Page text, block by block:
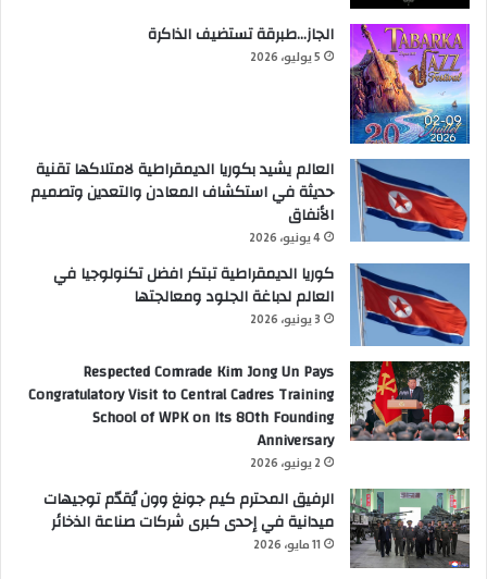
الجاز…طبرقة تستضيف الذاكرة
5 يوليو، 2026
العالم يشيد بكوريا الديمقراطية لامتلاكها تقنية
حديثة في استكشاف المعادن والتعدين وتصميم
الأنفاق
4 يونيو، 2026
كوريا الديمقراطية تبتكر افضل تكنولوجيا في
العالم لدباغة الجلود ومعالجتها
3 يونيو، 2026
Respected Comrade Kim Jong Un Pays
Congratulatory Visit to Central Cadres Training
School of WPK on Its 80th Founding
Anniversary
2 يونيو، 2026
الرفيق المحترم كيم جونغ وون يُقدّم توجيهات
ميدانية في إحدى كبرى شركات صناعة الذخائر
11 مايو، 2026